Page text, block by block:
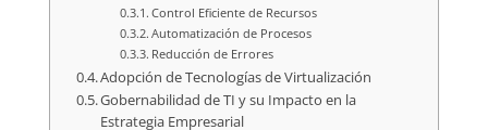
Control Eficiente de Recursos
Automatización de Procesos
Reducción de Errores
Adopción de Tecnologías de Virtualización
Gobernabilidad de TI y su Impacto en la
Estrategia Empresarial